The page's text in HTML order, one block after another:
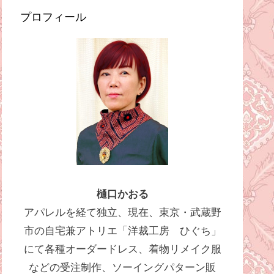
プロフィール
樋口かおる
アパレルを経て独立、現在、東京・武蔵野
市の自宅兼アトリエ「洋裁工房 ひぐち」
にて各種オーダードレス、着物リメイク服
などの受注制作、ソーイングパターン販